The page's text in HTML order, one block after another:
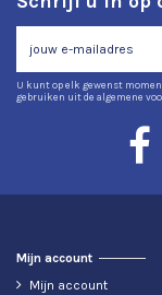
U kunt op elk gewenst
gebruiken uit de algemene
Mijn account
Mijn account